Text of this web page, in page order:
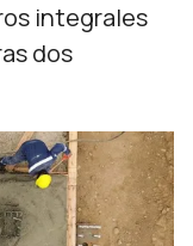
integrales
dos